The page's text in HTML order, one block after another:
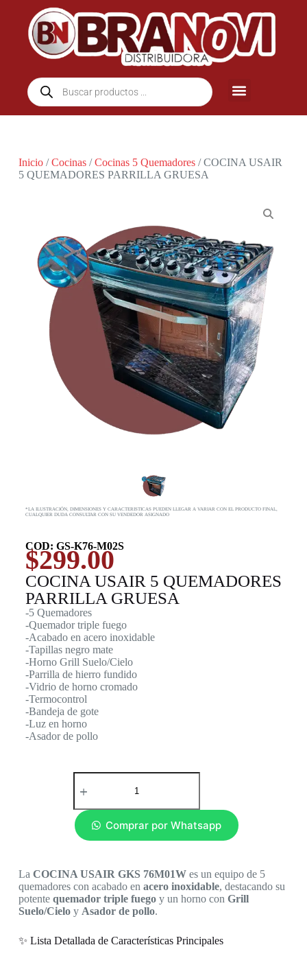
Inicio/Cocinas/Cocinas 5 Quemadores/ COCINA USAIR
5 QUEMADORES PARRILLA GRUESA
*LA ILUSTRACIÓN, DIMENSIONES Y CARACTERISTICAS PUEDEN LLEGAR A VARIAR CON EL PRODUCTO FINAL,
CUALQUIER DUDA CONSULTAR CON SU VENDEDOR ASIGNADO
COD: GS-K76-M02S
$299.00
COCINA USAIR 5 QUEMADORES
PARRILLA GRUESA
-5 Quemadores
-Quemador triple fuego
-Acabado en acero inoxidable
-Tapillas negro mate
-Horno Grill Suelo/Cielo
-Parrilla de hierro fundido
-Vidrio de horno cromado
-Termocontrol
-Bandeja de gote
-Luz en horno
-Asador de pollo
Comprar por Whatsapp
La COCINA USAIR GKS 76M01Wes un equipo de 5
quemadores con acabado en acero inoxidable, destacando su
potente quemador triple fuegoy un horno con Grill
Suelo/Cieloy Asador de pollo.
✨ Lista Detallada de Características Principales